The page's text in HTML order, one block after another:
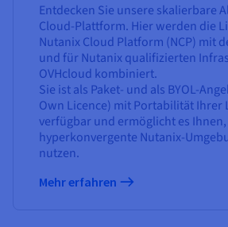
Entdecken Sie unsere skalierbare
Cloud-Plattform. Hier werden die
Nutanix Cloud Platform (NCP) mit
und für Nutanix qualifizierten
OVHcloud kombiniert.
Sie ist als Paket- und als BYOL-
Own Licence) mit Portabilität Ihrer
verfügbar und ermöglicht es
hyperkonvergente Nutanix-
nutzen.
Mehr erfahren